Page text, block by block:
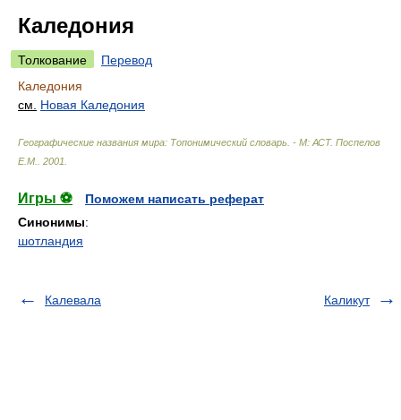
Каледония
Толкование
Перевод
Каледония
см.
Новая Каледония
Географические названия мира: Топонимический словарь. - М: АСТ. Поспелов
Е.М.
2001
Игры ⚽
Поможем написать реферат
Синонимы:
шотландия
Калевала Каликут